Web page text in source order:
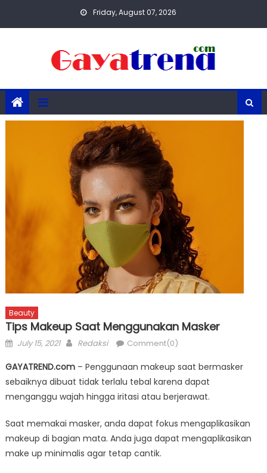
Friday, August 07, 2026
Beauty
Tips Makeup Saat Menggunakan Masker
Posted
July 15, 2021 Author
Redaksi Comment(0)
GAYATREND.com– Penggunaan makeup saat bermasker
sebaiknya dibuat tidak terlalu tebal karena dapat
menganggu wajah hingga iritasi atau berjerawat.
Saat memakai masker, anda dapat fokus mengaplikasikan
makeup di bagian mata. Anda juga dapat mengaplikasikan
make up minimalis agar tetap cantik.